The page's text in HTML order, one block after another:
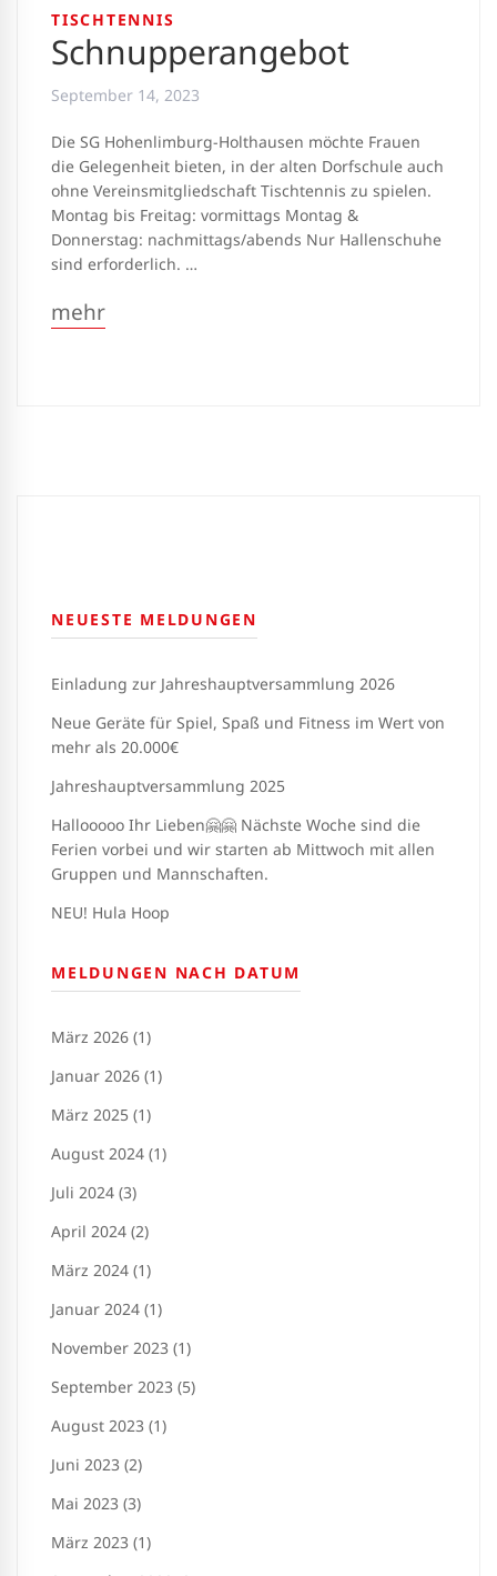
TISCHTENNIS
Schnupperangebot
September 14, 2023
Die SG Hohenlimburg-Holthausen möchte Frauen
die Gelegenheit bieten, in der alten Dorfschule auch
ohne Vereinsmitgliedschaft Tischtennis zu spielen.
Montag bis Freitag: vormittags Montag &
Donnerstag: nachmittags/abends Nur Hallenschuhe
sind erforderlich. …
mehr
NEUESTE MELDUNGEN
Einladung zur Jahreshauptversammlung 2026
Neue Geräte für Spiel, Spaß und Fitness im Wert von
mehr als 20.000€
Jahreshauptversammlung 2025
Hallooooo Ihr Lieben🤗🤗 Nächste Woche sind die
Ferien vorbei und wir starten ab Mittwoch mit allen
Gruppen und Mannschaften.
NEU! Hula Hoop
MELDUNGEN NACH DATUM
März 2026 (1)
Januar 2026 (1)
März 2025 (1)
August 2024 (1)
Juli 2024 (3)
April 2024 (2)
März 2024 (1)
Januar 2024 (1)
November 2023 (1)
September 2023 (5)
August 2023 (1)
Juni 2023 (2)
Mai 2023 (3)
März 2023 (1)